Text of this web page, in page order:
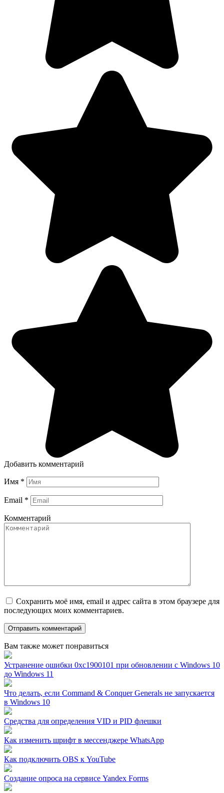
Добавить комментарий
Имя *
Email *
Комментарий
Сохранить моё имя, email и адрес сайта в этом браузере для
последующих моих комментариев.
Вам также может понравиться
Устранение ошибки 0xc1900101 при обновлении с Windows 10
до Windows 11
Что делать, если Command & Conquer Generals не запускается
в Windows 10
Средства для определения VID и PID флешки
Как изменить шрифт в мессенджере WhatsApp
Как подключить OBS к YouTube
Создание опроса на сервисе Yandex Forms